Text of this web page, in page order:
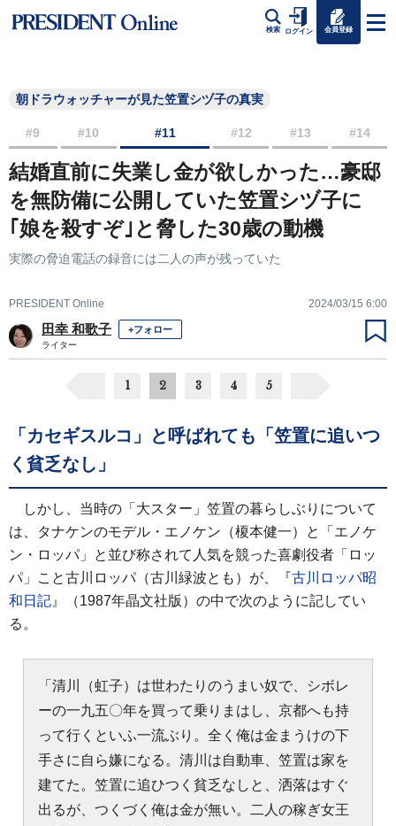
検索 ログイン 会員登録
朝ドラウォッチャーが見た笠置シヅ子の真実
#9 #10 #11 #12 #13 #14
結婚直前に失業し金が欲しかった…豪邸
を無防備に公開していた笠置シヅ子に
｢娘を殺すぞ｣と脅した30歳の動機
実際の脅迫電話の録音には二人の声が残っていた
PRESIDENT Online 2024/03/15 6:00
田幸 和歌子 +フォロー
ライター
1 2 3 4 5
「カセギスルコ」と呼ばれても「笠置に追いつ
く貧乏なし」
しかし、当時の「大スター」笠置の暮らしぶりについて
は、タナケンのモデル・エノケン（榎本健一）と「エノケ
ン・ロッパ」と並び称されて人気を競った喜劇役者「ロッ
パ」こと古川ロッパ（古川緑波とも）が、『古川ロッパ昭
和日記 』（1987年晶文社版）の中で次のように記してい
る。
「清川（虹子）は世わたりのうまい奴で、シボレ
ーの一九五〇年を買って乗りまはし、京都へも持
って行くといふ一流ぶり。全く俺は金まうけの下
手さに自ら嫌になる。清川は自動車、笠置は家を
建てた。笠置に追ひつく貧乏なしと、洒落はすぐ
出るが、つくづく俺は金が無い。二人の稼ぎ女王